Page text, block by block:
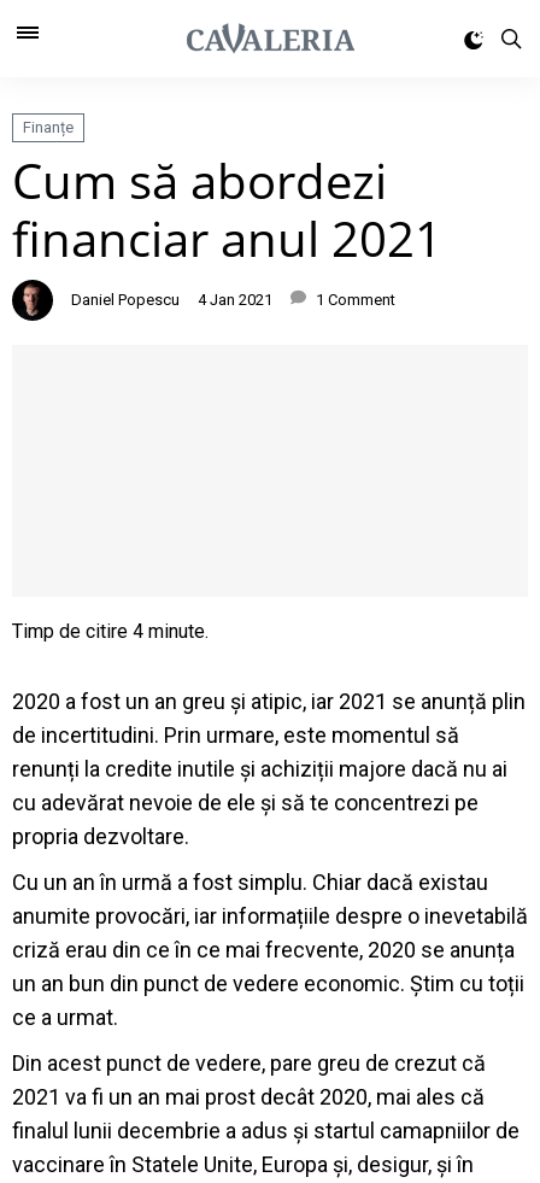
Finanțe
Cum să abordezi
financiar anul 2021
Daniel Popescu 4 Jan 2021 1 Comment
2020 a fost un an greu și atipic, iar 2021 se anunță plin
de incertitudini. Prin urmare, este momentul să
renunți la credite inutile și achiziții majore dacă nu ai
cu adevărat nevoie de ele și să te concentrezi pe
propria dezvoltare.
Cu un an în urmă a fost simplu. Chiar dacă existau
anumite provocări, iar informațiile despre o inevetabilă
criză erau din ce în ce mai frecvente, 2020 se anunța
un an bun din punct de vedere economic. Știm cu toții
ce a urmat.
Din acest punct de vedere, pare greu de crezut că
2021 va fi un an mai prost decât 2020, mai ales că
finalul lunii decembrie a adus și startul camapniilor de
vaccinare în Statele Unite, Europa și, desigur, și în